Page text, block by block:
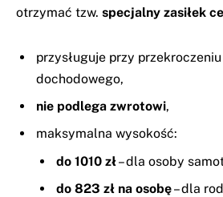
otrzymać tzw. specjalny zasiłek
przysługuje przy
dochodowego,
nie podlega zwrotowi,
maksymalna wysokość:
do 1010 zł– dla osoby
do 823 zł na osobę– dla